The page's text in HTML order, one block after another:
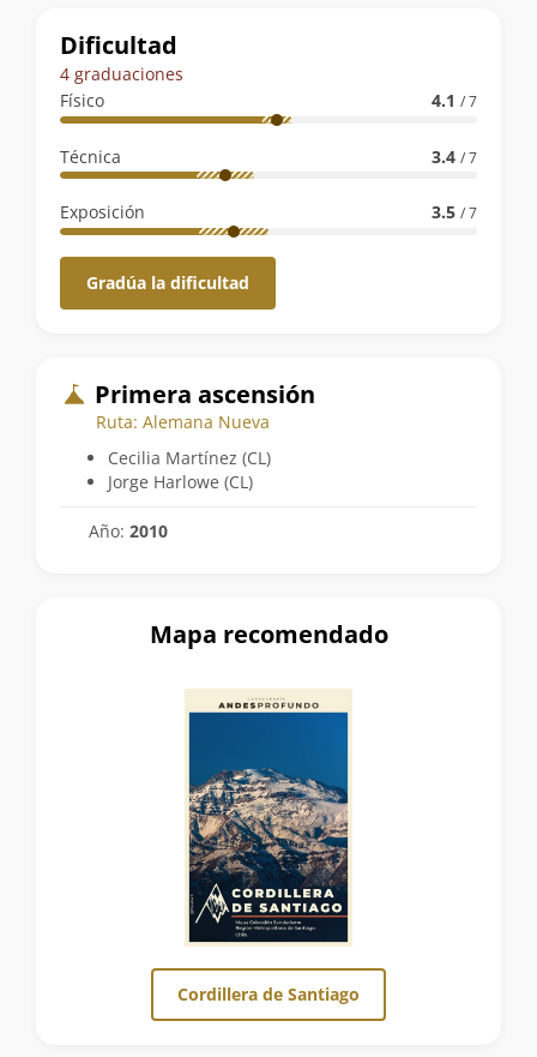
ruta
Dificultad
4 graduaciones
Físico
4.1 / 7
Técnica 3.4 / 7
Exposición 3.5 / 7
Gradúa la dificultad
Primera ascensión
Ruta: Alemana Nueva
Cecilia Martínez (CL)
Jorge Harlowe (CL)
Año: 2010
Mapa recomendado
Cordillera de Santiago